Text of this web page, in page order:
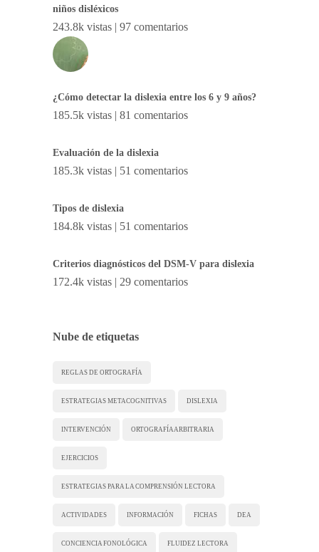
niños disléxicos
243.8k vistas | 97 comentarios
¿Cómo detectar la dislexia entre los 6 y 9 años?
185.5k vistas | 81 comentarios
Evaluación de la dislexia
185.3k vistas | 51 comentarios
Tipos de dislexia
184.8k vistas | 51 comentarios
Criterios diagnósticos del DSM-V para dislexia
172.4k vistas | 29 comentarios
Nube de etiquetas
REGLAS DE ORTOGRAFÍA
ESTRATEGIAS METACOGNITIVAS DISLEXIA
INTERVENCIÓN ORTOGRAFÍA ARBITRARIA
EJERCICIOS
ESTRATEGIAS PARA LA COMPRENSIÓN LECTORA
ACTIVIDADES INFORMACIÓN FICHAS DEA
CONCIENCIA FONOLÓGICA FLUIDEZ LECTORA